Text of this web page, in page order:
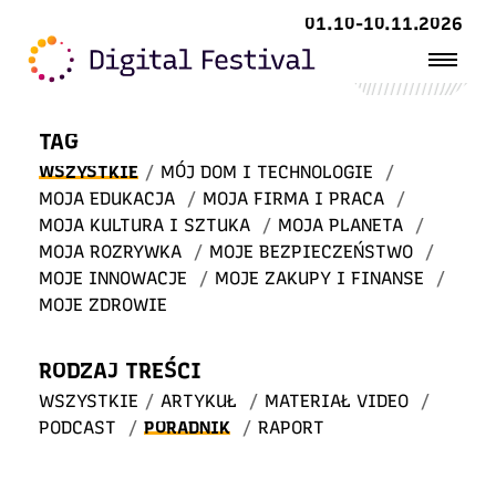
01.10-10.11.2026
w STREFIE WIEDZY
TAG
WSZYSTKIE / MÓJ DOM I TECHNOLOGIE
/
MOJA EDUKACJA
/ MOJA FIRMA I PRACA
/
MOJA KULTURA I SZTUKA
/ MOJA PLANETA
/
MOJA ROZRYWKA
/ MOJE BEZPIECZEŃSTWO
/
MOJE INNOWACJE
/ MOJE ZAKUPY I FINANSE
/
MOJE ZDROWIE
RODZAJ TREŚCI
WSZYSTKIE / ARTYKUŁ / MATERIAŁ VIDEO
/
PODCAST
/ PORADNIK / RAPORT